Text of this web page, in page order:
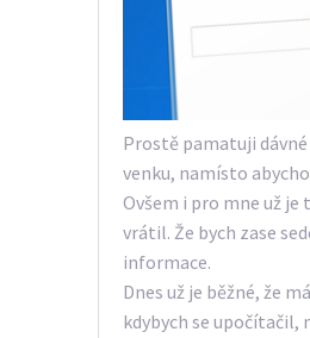
Prostě pamatuji
venku, namísto
Ovšem i pro mne už je
vrátil. Že bych zase
informace.
Dnes už je běžné, že
kdybych se upočítačil,